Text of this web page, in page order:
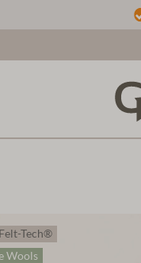
Tech®
Wools